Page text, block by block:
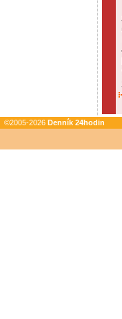
©2005-2026 Denník 24hodin